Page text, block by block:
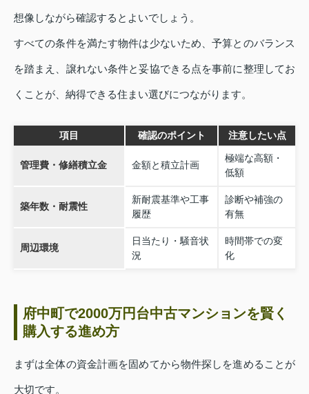
想像しながら確認するとよいでしょう。
すべての条件を満たす物件は少ないため、予算とのバランス
を踏まえ、譲れない条件と妥協できる点を事前に整理してお
くことが、納得できる住まい選びにつながります。
項目 確認のポイント 注意したい点
管理費・修繕積立金 金額と積立計画
極端な高額・
低額
築年数・耐震性
新耐震基準や工事
履歴
診断や補強の
有無
周辺環境
日当たり・騒音状
況
時間帯での変
化
府中町で2000万円台中古マンションを賢く
購入する進め方
まずは全体の資金計画を固めてから物件探しを進めることが
大切です。